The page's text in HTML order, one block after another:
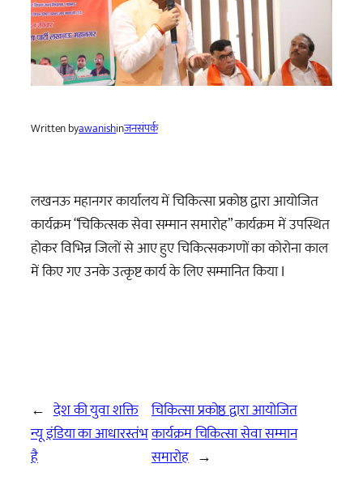
Written byawanishinजनसंपर्क
लखनऊ महानगर कार्यालय में चिकित्सा प्रकोष्ठ द्वारा आयोजित
कार्यक्रम “चिकित्सक सेवा सम्मान समारोह” कार्यक्रम में उपस्थित
होकर विभिन्न जिलों से आए हुए चिकित्सकगणों का कोरोना काल
में किए गए उनके उत्कृष्ट कार्य के लिए सम्मानित किया I
← देश की युवा शक्ति
न्यू इंडिया का आधारस्तंभ
है
चिकित्सा प्रकोष्ठ द्वारा आयोजित
कार्यक्रम चिकित्सा सेवा सम्मान
समारोह →